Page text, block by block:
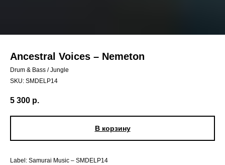
Ancestral Voices – Nemeton
Drum & Bass / Jungle
SKU: SMDELP14
5 300 р.
В корзину
Label: Samurai Music – SMDELP14